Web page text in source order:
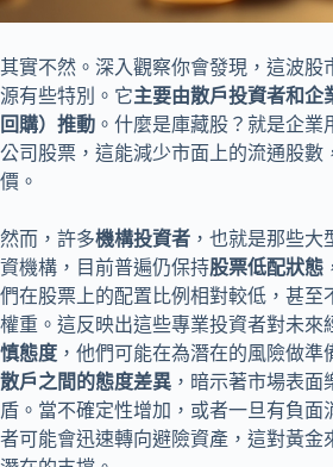
其實不然。深入觀察你會發現，這波股
源有些特別。它主要由散戶投資者和企
回購）推動 。什麼是庫藏股？就是企業
公司股票，這能減少市面上的流通股數
價。
然而，許多機構投資者 ，也就是那些大
資機構，目前普遍仍保持股票低配狀態
們在股票上的配置比例相對較低，甚至
權重。這反映出這些專業投資者對未來
慎態度 ，他們可能在為潛在的風險做準
散戶之間的態度差異 ，暗示著市場表面
盾。當不確定性增加，或者一旦有負面
者可能會迅速轉向避險資產，這對黃金